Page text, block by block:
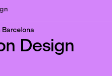
Barcelona
Design